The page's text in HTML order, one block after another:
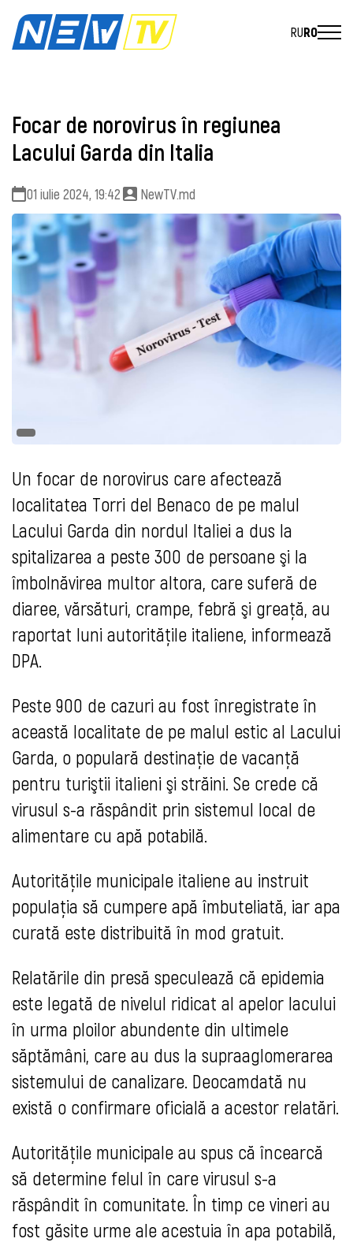
RURO
Focar de norovirus în regiunea
Lacului Garda din Italia
01 iulie 2024, 19:42 NewTV.md
Un focar de norovirus care afectează
localitatea Torri del Benaco de pe malul
Lacului Garda din nordul Italiei a dus la
spitalizarea a peste 300 de persoane şi la
îmbolnăvirea multor altora, care suferă de
diaree, vărsături, crampe, febră şi greaţă, au
raportat luni autorităţile italiene, informează
DPA.
Peste 900 de cazuri au fost înregistrate în
această localitate de pe malul estic al Lacului
Garda, o populară destinaţie de vacanţă
pentru turiştii italieni şi străini. Se crede că
virusul s-a răspândit prin sistemul local de
alimentare cu apă potabilă.
Autorităţile municipale italiene au instruit
populaţia să cumpere apă îmbuteliată, iar apa
curată este distribuită în mod gratuit.
Relatările din presă speculează că epidemia
este legată de nivelul ridicat al apelor lacului
în urma ploilor abundente din ultimele
săptămâni, care au dus la supraaglomerarea
sistemului de canalizare. Deocamdată nu
există o confirmare oficială a acestor relatări.
Autorităţile municipale au spus că încearcă
să determine felul în care virusul s-a
răspândit în comunitate. În timp ce vineri au
fost găsite urme ale acestuia în apa potabilă,